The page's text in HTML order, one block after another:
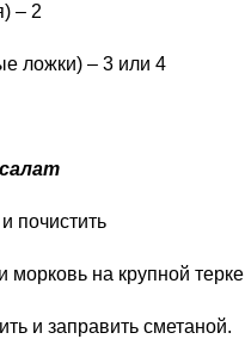
– 2
ложки) – 3 или 4
почистить
морковь на крупной терке
и заправить сметаной.